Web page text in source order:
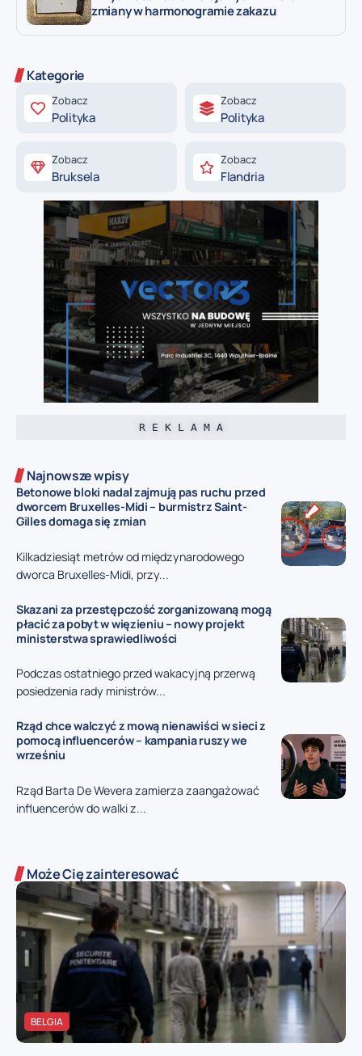
zmiany w harmonogramie zakazu
Kategorie
Zobacz
Polityka
Zobacz
Polityka
Zobacz
Bruksela
Zobacz
Flandria
R E K L A M A
Najnowsze wpisy
Betonowe bloki nadal zajmują pas ruchu przed
dworcem Bruxelles-Midi – burmistrz Saint-
Gilles domaga się zmian
Kilkadziesiąt metrów od międzynarodowego
dworca Bruxelles-Midi, przy...
Skazani za przestępczość zorganizowaną mogą
płacić za pobyt w więzieniu – nowy projekt
ministerstwa sprawiedliwości
Podczas ostatniego przed wakacyjną przerwą
posiedzenia rady ministrów...
Rząd chce walczyć z mową nienawiści w sieci z
pomocą influencerów – kampania ruszy we
wrześniu
Rząd Barta De Wevera zamierza zaangażować
influencerów do walki z...
Może Cię zainteresować
BELGIA